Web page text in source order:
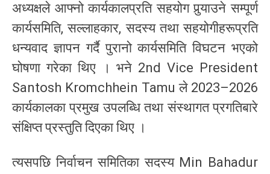
अध्यक्षले आफ्नो कार्यकालप्रति सहयोग पुर्‍याउने सम्पूर्ण
कार्यसमिति, सल्लाहकार, सदस्य तथा सहयोगीहरूप्रति
धन्यवाद ज्ञापन गर्दै पुरानो कार्यसमिति विघटन भएको
घोषणा गरेका थिए । भने 2nd Vice President
Santosh Kromchhein Tamu ले 2023–2026
कार्यकालका प्रमुख उपलब्धि तथा संस्थागत प्रगतिबारे
संक्षिप्त प्रस्तुति दिएका थिए ।
त्यसपछि निर्वाचन समितिका सदस्य Min Bahadur